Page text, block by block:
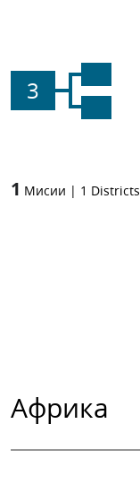
3
1 Мисии | 1 Districts
Африка